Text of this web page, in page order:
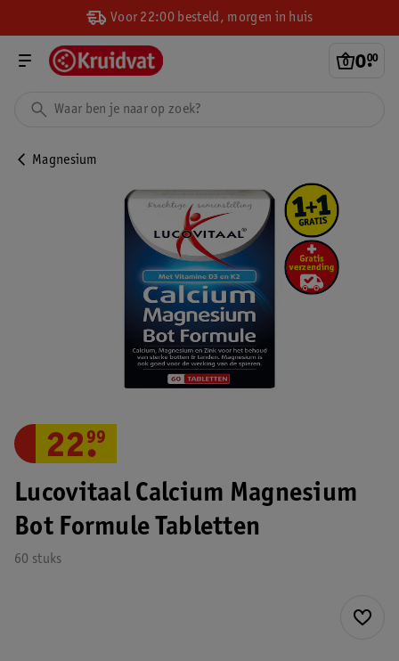
Voor 22:00 besteld, morgen in huis
0.
00
Magnesium
Lucovitaal Calcium Magnesium
Bot Formule Tabletten
60 stuks
22.
99